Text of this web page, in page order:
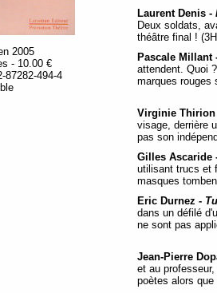
2005
- 10.00 €
87282-494-4
Laurent Denis -
Deux soldats,
théâtre final !
Pascale Millant
attendent. Quoi
marques rouges
Virginie Thirion
visage, derrière
pas son
Gilles Ascaride
utilisant trucs et
masques
Eric Durnez -
dans un défilé
ne sont pas
Jean-Pierre
et au
poètes alors